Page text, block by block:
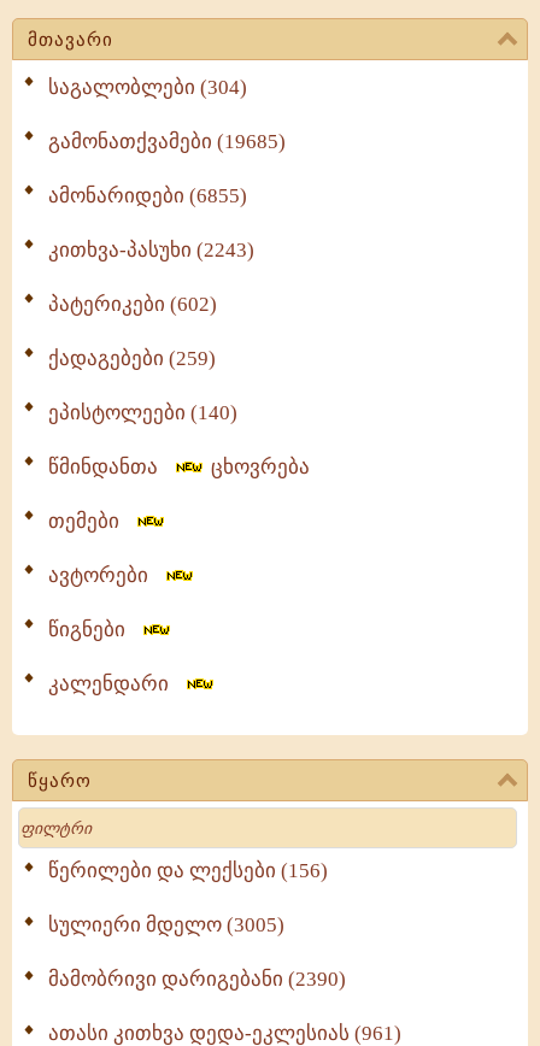
მთავარი
საგალობლები (304)
გამონათქვამები (19685)
ამონარიდები (6855)
კითხვა-პასუხი (2243)
პატერიკები (602)
ქადაგებები (259)
ეპისტოლეები (140)
წმინდანთა ცხოვრება
თემები
ავტორები
წიგნები
კალენდარი
წყარო
Search
წერილები და ლექსები (156)
სულიერი მდელო (3005)
მამობრივი დარიგებანი (2390)
ათასი კითხვა დედა-ეკლესიას (961)